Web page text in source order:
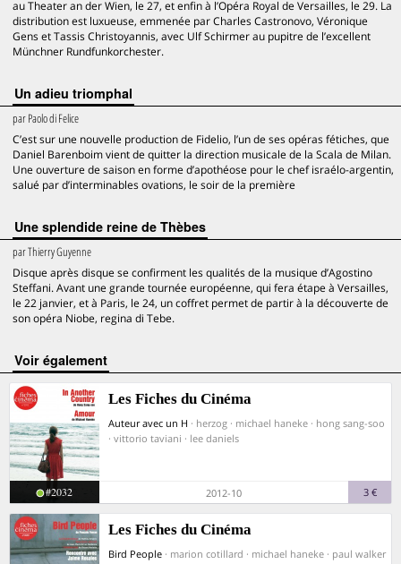
au Theater an der Wien, le 27, et enfin à l’Opéra Royal de Versailles, le 29. La
distribution est luxueuse, emmenée par Charles Castronovo, Véronique
Gens et Tassis Christoyannis, avec Ulf Schirmer au pupitre de l’excellent
Münchner Rundfunkorchester.
Un adieu triomphal
parPaolo di Felice
C’est sur une nouvelle production de Fidelio, l’un de ses opéras fétiches, que
Daniel Barenboim vient de quitter la direction musicale de la Scala de Milan.
Une ouverture de saison en forme d’apothéose pour le chef israélo-argentin,
salué par d’interminables ovations, le soir de la première
Une splendide reine de Thèbes
parThierry Guyenne
Disque après disque se confirment les qualités de la musique d’Agostino
Steffani. Avant une grande tournée européenne, qui fera étape à Versailles,
le 22 janvier, et à Paris, le 24, un coffret permet de partir à la découverte de
son opéra Niobe, regina di Tebe.
voir également
Les Fiches du Cinéma
Auteur avec un H · herzog · michael haneke · hong sang-soo
· vittorio taviani · lee daniels
#2032 2012-10 3 €
Les Fiches du Cinéma
Bird People · marion cotillard · michael haneke · paul walker